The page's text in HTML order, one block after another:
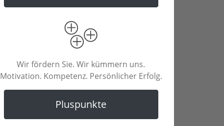
Wir fördern Sie. Wir kümmern uns.
Motivation. Kompetenz. Persönlicher Erfolg.
Pluspunkte